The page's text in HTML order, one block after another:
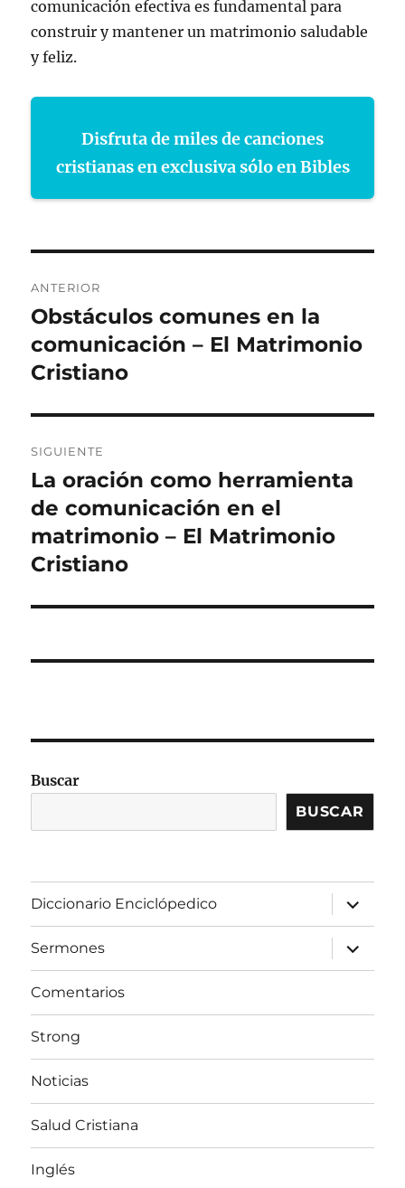
comunicación efectiva es fundamental para
construir y mantener un matrimonio saludable
y feliz.
Disfruta de miles de canciones
cristianas en exclusiva sólo en Bibles
de
entradas
ANTERIOR
Entrada
anterior:
Obstáculos comunes en la
comunicación – El Matrimonio
Cristiano
SIGUIENTE
Entrada
siguiente:
La oración como herramienta
de comunicación en el
matrimonio – El Matrimonio
Cristiano
Buscar
BUSCAR
Diccionario Enciclópedico
expandir
el
menú
inferior
Sermones
expandir
el
menú
Comentarios
Strong
Noticias
Salud Cristiana
Inglés